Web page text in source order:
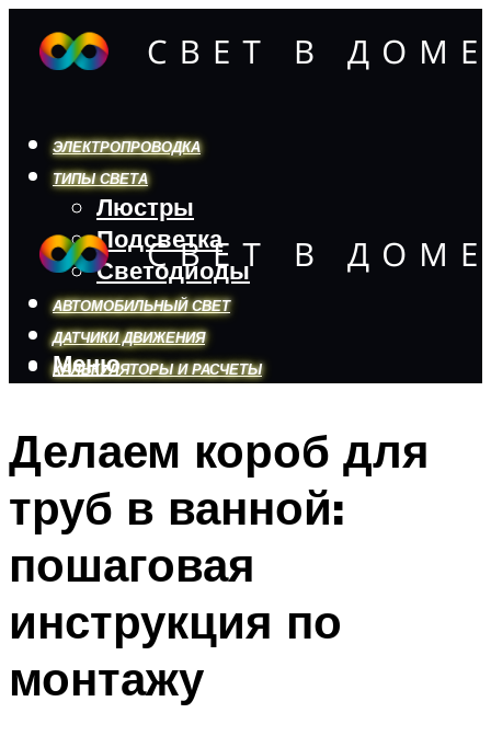
ЭЛЕКТРОПРОВОДКА
ТИПЫ СВЕТА
Люстры
Подсветка
Светодиоды
АВТОМОБИЛЬНЫЙ СВЕТ
ДАТЧИКИ ДВИЖЕНИЯ
КАЛЬКУЛЯТОРЫ И РАСЧЕТЫ
Меню
Меню
Делаем короб для
труб в ванной:
пошаговая
инструкция по
монтажу